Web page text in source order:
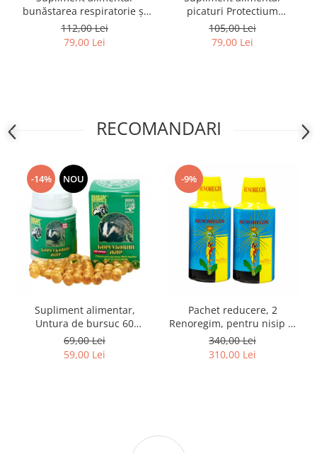
bunăstarea respiratorie și
imunitară Protectium Gri-
Stop, 20 de capsule
112,00 Lei
79,00 Lei
picaturi Protectium
Echinacea, 50 ml
105,00 Lei
79,00 Lei
RECOMANDARI
-14% NOU
Supliment alimentar,
Untura de bursuc 60
capsule moi
69,00 Lei
59,00 Lei
-9%
Pachet reducere, 2
Renoregim, pentru nisip si
pietre la rinichi si bila
340,00 Lei
310,00 Lei